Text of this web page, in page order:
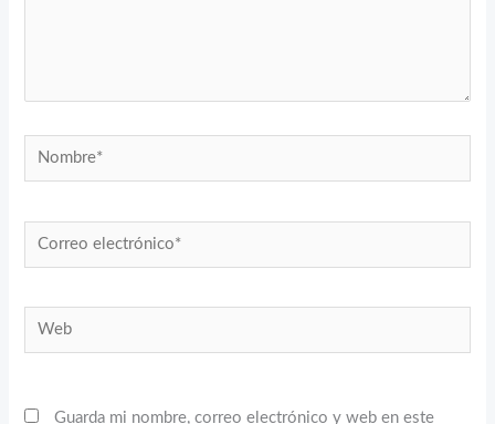
Nombre*
Correo
electrónico*
Web
Guarda mi nombre, correo electrónico y web en este